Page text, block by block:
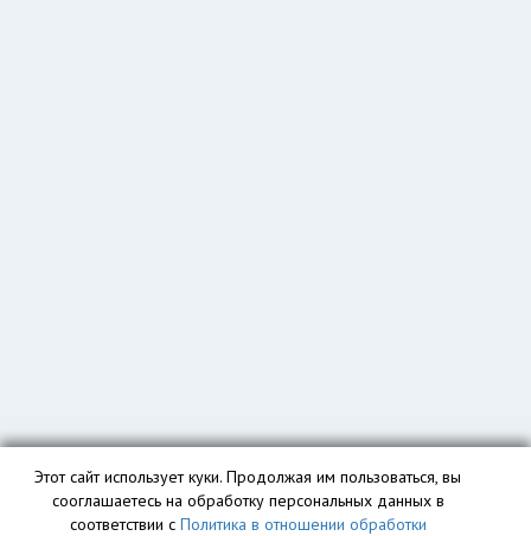
Этот сайт использует куки. Продолжая им пользоваться, вы
сооглашаетесь на обработку персональных данных в
соответствии с Политика в отношении обработки